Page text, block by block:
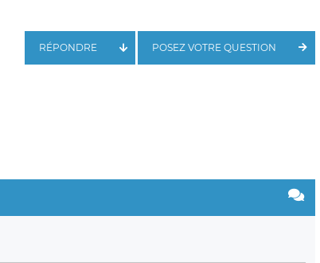
POSEZ VOTRE QUESTION
RÉPONDRE